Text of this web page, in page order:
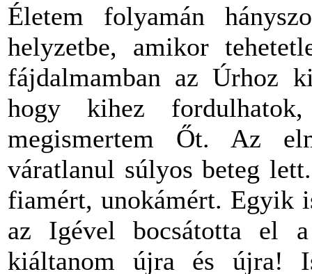
Életem folyamán
helyzetbe, amikor
fájdalmamban az Úrhoz
hogy kihez
megismertem Őt. Az
váratlanul súlyos beteg
fiamért, unokámért. Egyik
az Igével bocsátotta el
kiáltanom újra és újra!